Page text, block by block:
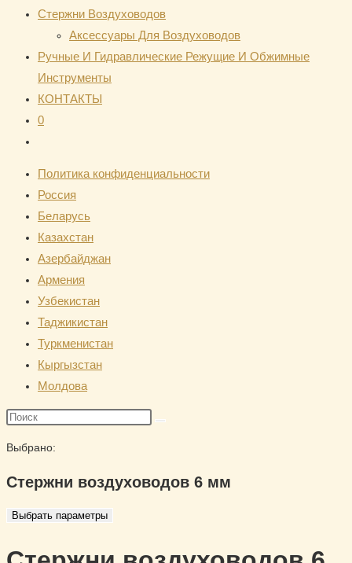
Стержни Воздуховодов
Аксессуары Для Воздуховодов
Ручные И Гидравлические Режущие И Обжимные
Инструменты
КОНТАКТЫ
0
по
веб-
сайту
Политика конфиденциальности
Россия
Беларусь
Казахстан
Азербайджан
Армения
Узбекистан
Таджикистан
Туркменистан
Кыргызстан
Молдова
Поиск
сайте
Выбрано:
Стержни воздуховодов 6 мм
Выбрать параметры